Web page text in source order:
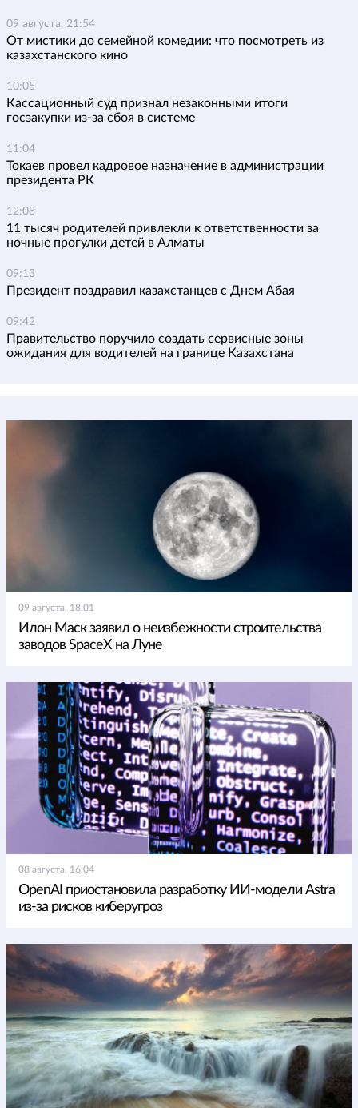
09 августа, 21:54
От мистики до семейной комедии: что посмотреть из
казахстанского кино
10:05
Кассационный суд признал незаконными итоги
госзакупки из-за сбоя в системе
11:04
Токаев провел кадровое назначение в администрации
президента РК
12:08
11 тысяч родителей привлекли к ответственности за
ночные прогулки детей в Алматы
09:13
Президент поздравил казахстанцев с Днем Абая
09:42
Правительство поручило создать сервисные зоны
ожидания для водителей на границе Казахстана
09 августа, 18:01
Илон Маск заявил о неизбежности строительства
заводов SpaceX на Луне
08 августа, 16:04
OpenAI приостановила разработку ИИ-модели Astra
из-за рисков киберугроз